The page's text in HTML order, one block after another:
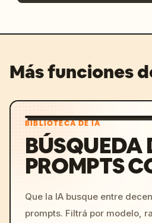
Más funciones
BIBLIOTECA DE IA
BÚSQUEDA
PROMPTS
Que la IA busque entre
prompts. Filtrá por modelo,